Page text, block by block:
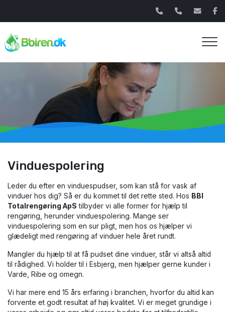
hovedindhold
Vinduespolering
​Leder du efter en vinduespudser, som kan stå for vask af
vinduer hos dig? Så er du kommet til det rette sted. Hos BBI
Totalrengøring ApS tilbyder vi alle former for hjælp til
rengøring, herunder vinduespolering. Mange ser
vinduespolering som en sur pligt, men hos os hjælper vi
glædeligt med rengøring af vinduer hele året rundt.
Mangler du hjælp til at få pudset dine vinduer, står vi altså altid
til rådighed. Vi holder til i Esbjerg, men hjælper gerne kunder i
Varde, Ribe og omegn.
Vi har mere end 15 års erfaring i branchen, hvorfor du altid kan
forvente et godt resultat af høj kvalitet. Vi er meget grundige i